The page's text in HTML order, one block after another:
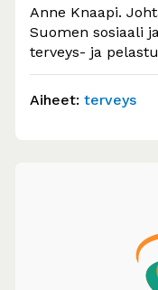
Anne Knaapi.
Suomen sosiaali
terveys- ja
Aiheet: terveys